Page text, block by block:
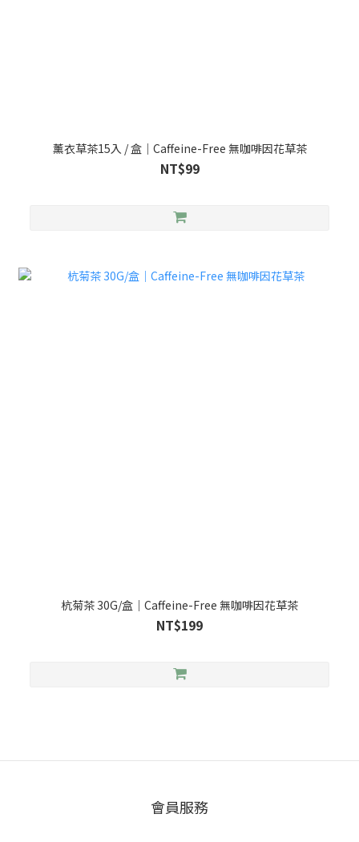
薰衣草茶15入 / 盒｜Caffeine-Free 無咖啡因花草茶
NT$99
杭菊茶 30G/盒｜Caffeine-Free 無咖啡因花草茶
NT$199
會員服務